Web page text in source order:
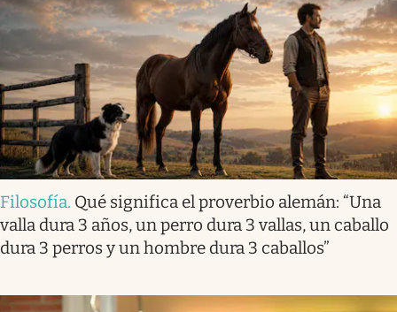
Filosofía. Qué significa el proverbio alemán: “Una
valla dura 3 años, un perro dura 3 vallas, un caballo
dura 3 perros y un hombre dura 3 caballos”